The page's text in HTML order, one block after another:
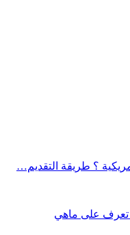
؟ طريقة التقديم…
تعرف على ماهي